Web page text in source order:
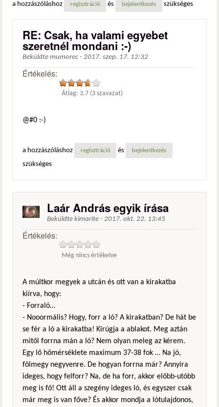
a hozzászóláshoz regisztráció és bejelentkezés szükséges
RE: Csak, ha valami egyebet
szeretnél mondani :-)
Beküldte mumorec - 2017. szep. 17. 12:32
Értékelés:
Átlag: 3.7 (3 szavazat)
@#0 :-)
a hozzászóláshoz regisztráció és bejelentkezés
szükséges
Laár András egyik írása
Beküldte kimarite - 2017. okt. 22. 13:45
Értékelés:
Még nincs értékelve
A múltkor megyek a utcán és ott van a kirakatba
kiírva, hogy:
- Forraló…
- Nooormális? Hogy, forr a ló? A kirakatban? De hát be
se fér a ló a kirakatba! Kirúgja a ablakot. Meg aztán
mitől forrna mán a ló? Nem olyan meleg az kérem.
Egy lő hőmérséklete maximum 37-38 fok … Na jó,
fölmegy negyvenre. De hogyan forrna már? Annyira
ideges, hogy felforr? Na, de ha forr, akkor előbb-utóbb
meg is fő! Ott áll a szegény ideges ló, és egyszer csak
már meg is van főve? És akkor mondja a lótulajdonos,